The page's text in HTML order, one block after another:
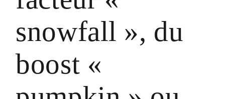
snowfall », du
boost «